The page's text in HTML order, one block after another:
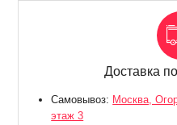
Доставка
Самовывоз: Москва,
этаж 3